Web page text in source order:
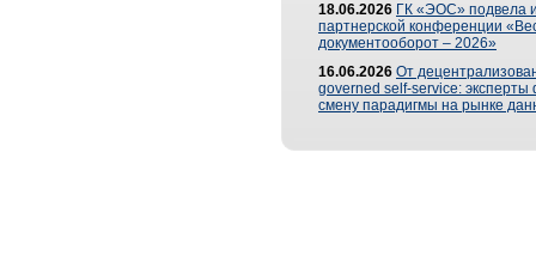
18.06.2026 ГК «ЭОС» подвела
партнерской конференции
документооборот – 2026»
16.06.2026 От
governed self-service: эксперты
смену парадигмы на рынке